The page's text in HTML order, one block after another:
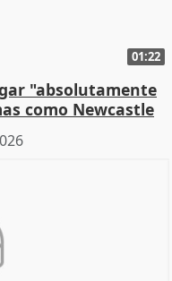
01:22
"absolutamente
como Newcastle